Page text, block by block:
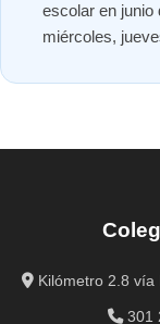
escolar en junio
miércoles,
Kilómetro 2.8 vía
301